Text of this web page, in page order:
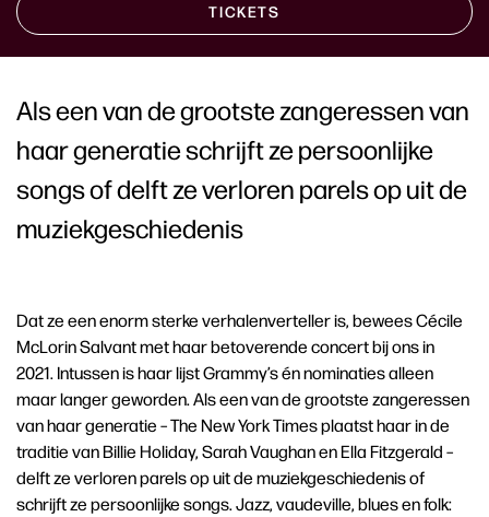
TICKETS
Als een van de grootste zangeressen van
haar generatie schrijft ze persoonlijke
songs of delft ze verloren parels op uit de
muziekgeschiedenis
Dat ze een enorm sterke verhalenverteller is, bewees Cécile
McLorin Salvant met haar betoverende concert bij ons in
2021. Intussen is haar lijst Grammy’s én nominaties alleen
maar langer geworden. Als een van de grootste zangeressen
van haar generatie – The New York Times plaatst haar in de
traditie van Billie Holiday, Sarah Vaughan en Ella Fitzgerald –
delft ze verloren parels op uit de muziekgeschiedenis of
schrijft ze persoonlijke songs. Jazz, vaudeville, blues en folk: